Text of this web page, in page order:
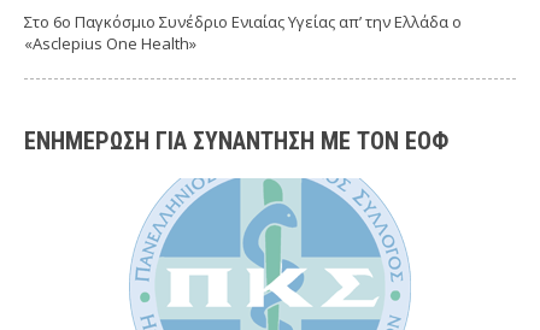
Στο 6ο Παγκόσμιο Συνέδριο Ενιαίας Υγείας απ’ την Ελλάδα ο
«Asclepius One Health»
ΕΝΗΜΕΡΩΣΗ ΓΙΑ ΣΥΝΑΝΤΗΣΗ ΜΕ ΤΟΝ ΕΟΦ